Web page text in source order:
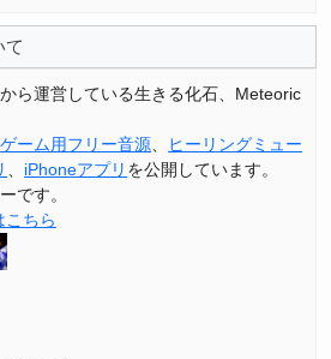
て
ら運営している生きる化石、Meteoric
ゲーム用フリー音源
ヒーリングミュー
iPhoneアプリ を公開しています。
です。
こちら